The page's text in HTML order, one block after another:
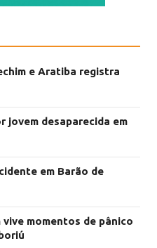
e Aratiba registra
jovem desaparecida em
em Barão de
vive momentos de pânico